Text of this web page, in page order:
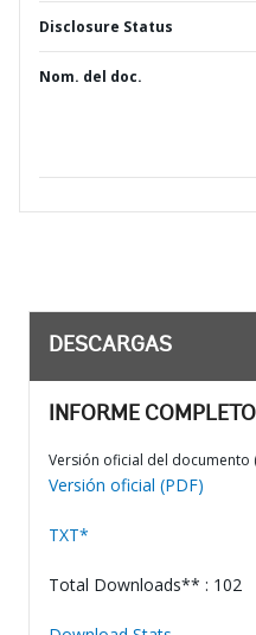
Disclosure Status
Nom. del doc.
DESCARGAS
INFORME COMPLETO
Versión oficial del documento
Versión oficial (PDF)
TXT*
Total Downloads** : 102